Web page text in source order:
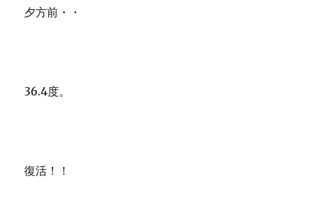
夕方前・・
36.4度。
復活！！